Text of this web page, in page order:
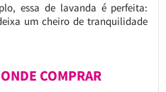
essa de lavanda é perfeita:
um cheiro de tranquilidade
COMPRAR